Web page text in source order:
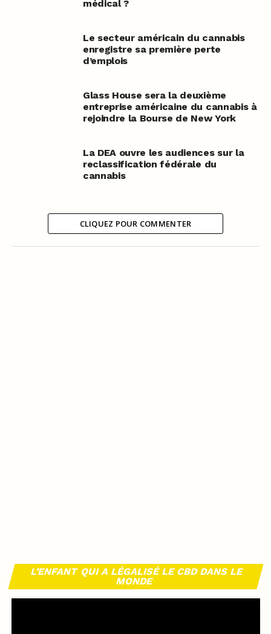
médical ?
Le secteur américain du cannabis
enregistre sa première perte
d’emplois
Glass House sera la deuxième
entreprise américaine du cannabis à
rejoindre la Bourse de New York
La DEA ouvre les audiences sur la
reclassification fédérale du
cannabis
CLIQUEZ POUR COMMENTER
L’ENFANT QUI A LÉGALISÉ LE CBD DANS LE
MONDE